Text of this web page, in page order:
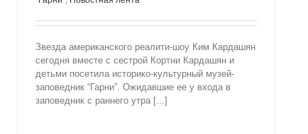
Звезда американского реалити-шоу Ким Кардашян
сегодня вместе с сестрой Кортни Кардашян и
детьми посетила историко-культурный музей-
заповедник “Гарни”. Ожидавшие ее у входа в
заповедник с раннего утра [...]